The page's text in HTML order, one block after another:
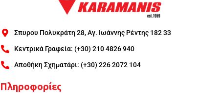
Σπυρου Πολυκράτη 28, Αγ. Ιωάννης Ρέντης 182 33
Κεντρικά Γραφεία: (+30) 210 4826 940
Αποθήκη Σχηματάρι: (+30) 226 2072 104
Πληροφορίες